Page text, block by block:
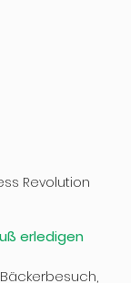
Revolution
erledigen